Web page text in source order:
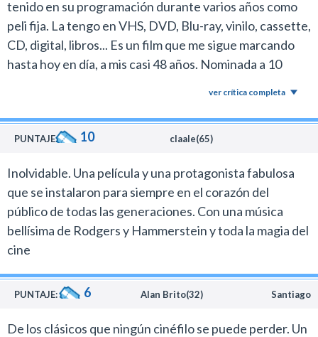
tenido en su programación durante varios años como
peli fija. La tengo en VHS, DVD, Blu-ray, vinilo, cassette,
CD, digital, libros... Es un film que me sigue marcando
hasta hoy en día, a mis casi 48 años. Nominada a 10
actuaciones y composiciones inigualables.
ver crítica completa
PUNTAJE: 10 claale(65)
Inolvidable. Una película y una protagonista fabulosa
que se instalaron para siempre en el corazón del
público de todas las generaciones. Con una música
bellísima de Rodgers y Hammerstein y toda la magia del
cine
PUNTAJE: 6 Alan Brito(32) Santiago
De los clásicos que ningún cinéfilo se puede perder. Un